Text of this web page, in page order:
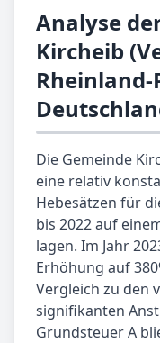
Analyse
Kircheib
Die Gemeinde
eine relativ
Hebesätzen für
bis 2022 auf
lagen. Im Jahr
Erhöhung auf
Vergleich zu den
signifikanten
Grundsteuer A